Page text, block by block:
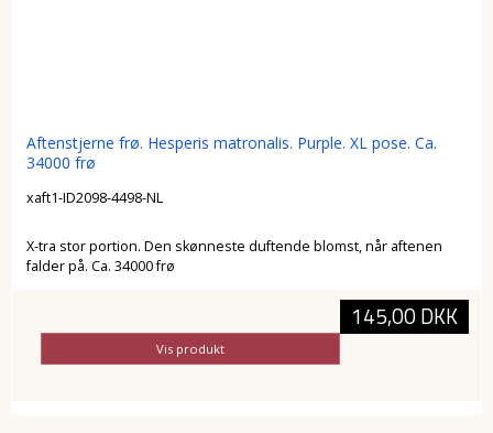
Aftenstjerne frø. Hesperis matronalis. Purple. XL pose. Ca.
34000 frø
xaft1-ID2098-4498-NL
X-tra stor portion. Den skønneste duftende blomst, når aftenen
falder på. Ca. 34000 frø
145,00 DKK
Vis produkt